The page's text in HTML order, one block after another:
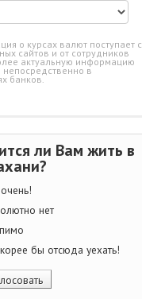
о курсах валют поступает с
сайтов и от сотрудников
актуальную информацию
непосредственно в
банков.
ли Вам жить в
нет
бы отсюда уехать!